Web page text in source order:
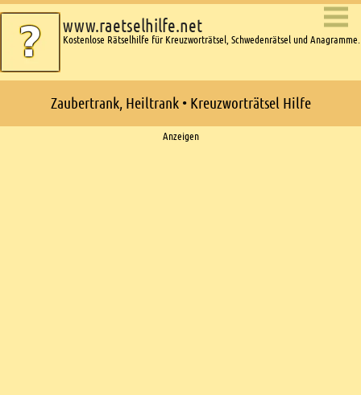
www.raetselhilfe.net
Kostenlose Rätselhilfe für Kreuzworträtsel, Schwedenrätsel und Anagramme.
Zaubertrank, Heiltrank • Kreuzworträtsel Hilfe
Anzeigen